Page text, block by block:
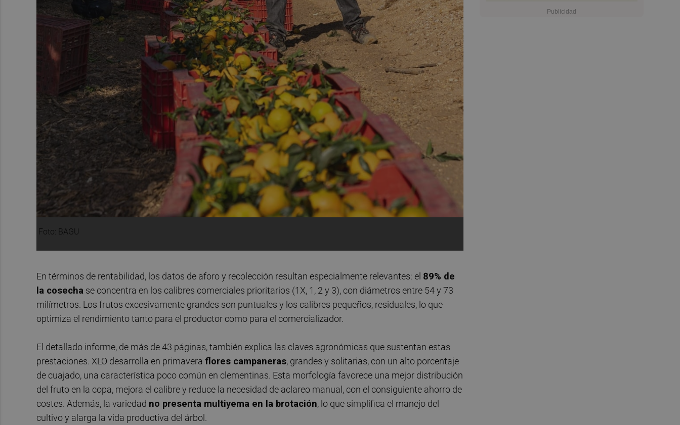
Foto: BAGU
En términos de rentabilidad, los datos de aforo y recolección resultan especialmente relevantes: el 89% de
la cosecha se concentra en los calibres comerciales prioritarios (1X, 1, 2 y 3), con diámetros entre 54 y 73
milímetros. Los frutos excesivamente grandes son puntuales y los calibres pequeños, residuales, lo que
optimiza el rendimiento tanto para el productor como para el comercializador.
El detallado informe, de más de 43 páginas, también explica las claves agronómicas que sustentan estas
prestaciones. XLO desarrolla en primavera flores campaneras, grandes y solitarias, con un alto porcentaje
de cuajado, una característica poco común en clementinas. Esta morfología favorece una mejor distribución
del fruto en la copa, mejora el calibre y reduce la necesidad de aclareo manual, con el consiguiente ahorro de
costes. Además, la variedad no presenta multiyema en la brotación, lo que simplifica el manejo del
cultivo y alarga la vida productiva del árbol.